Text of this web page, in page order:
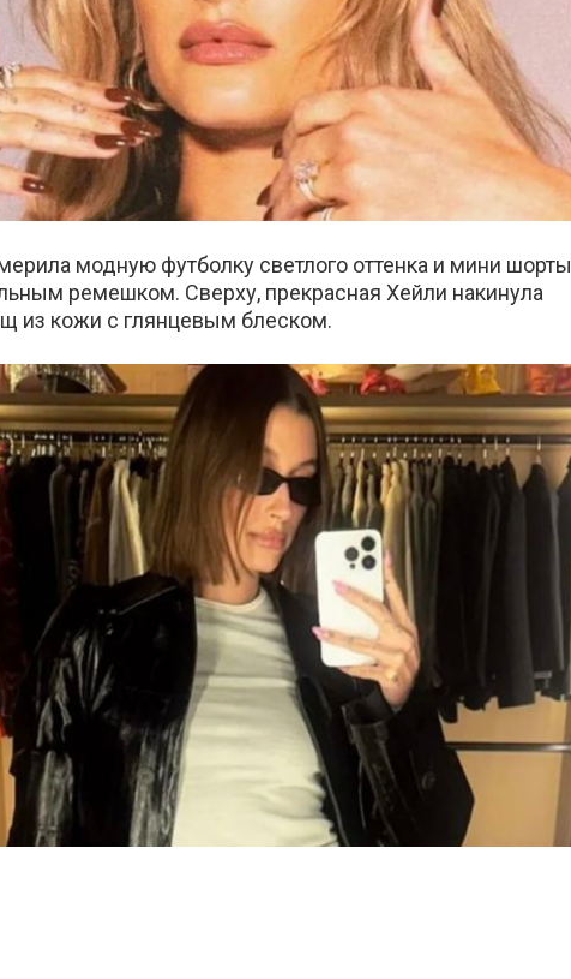
модную футболку светлого оттенка и мини шорты
ремешком. Сверху, прекрасная Хейли накинула
из кожи с глянцевым блеском.